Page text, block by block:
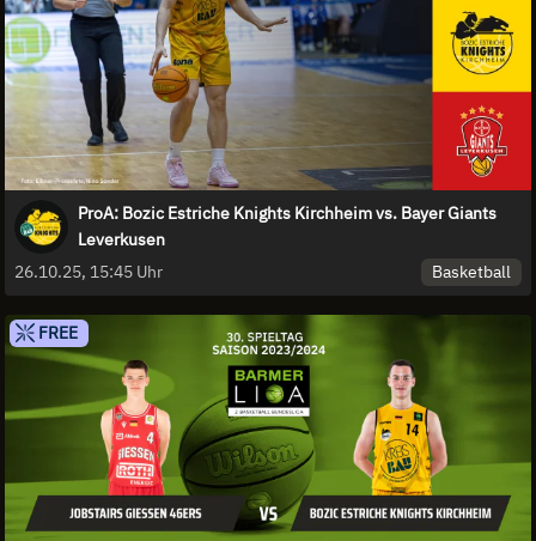
ProA: Bozic Estriche Knights Kirchheim vs. Bayer Giants
Leverkusen
26.10.25, 15:45 Uhr
Basketball
FREE